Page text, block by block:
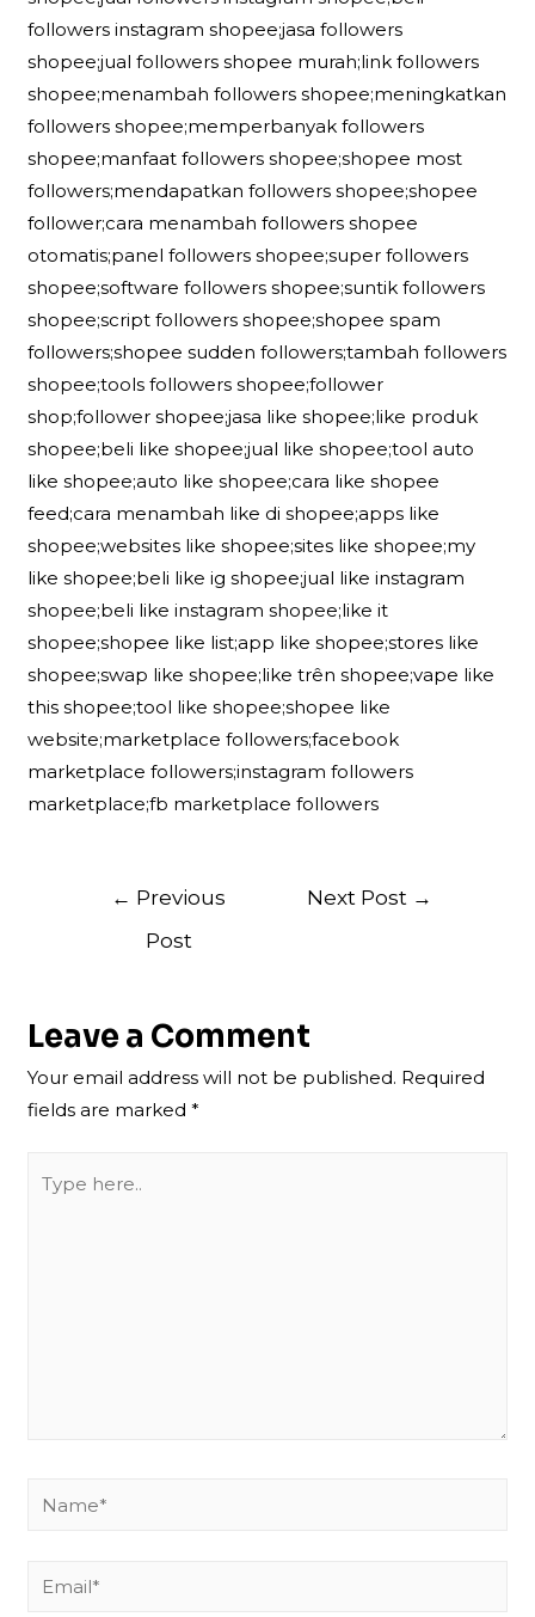
followers instagram shopee;jasa followers
shopee;jual followers shopee murah;link followers
shopee;menambah followers shopee;meningkatkan
followers shopee;memperbanyak followers
shopee;manfaat followers shopee;shopee most
followers;mendapatkan followers shopee;shopee
follower;cara menambah followers shopee
otomatis;panel followers shopee;super followers
shopee;software followers shopee;suntik followers
shopee;script followers shopee;shopee spam
followers;shopee sudden followers;tambah followers
shopee;tools followers shopee;follower
shop;follower shopee;jasa like shopee;like produk
shopee;beli like shopee;jual like shopee;tool auto
like shopee;auto like shopee;cara like shopee
feed;cara menambah like di shopee;apps like
shopee;websites like shopee;sites like shopee;my
like shopee;beli like ig shopee;jual like instagram
shopee;beli like instagram shopee;like it
shopee;shopee like list;app like shopee;stores like
shopee;swap like shopee;like trên shopee;vape like
this shopee;tool like shopee;shopee like
website;marketplace followers;facebook
marketplace followers;instagram followers
marketplace;fb marketplace followers
Post
navigation
← Previous
Post
Next Post →
Leave a Comment
Your email address will not be published. Required
fields are marked*
here..
Name*
Email*